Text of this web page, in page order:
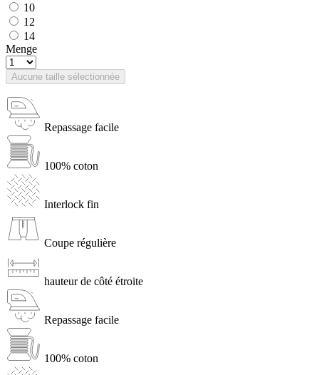
10
12
14
Menge
Aucune taille sélectionnée
Repassage facile
100% coton
Interlock fin
Coupe régulière
hauteur de côté étroite
Repassage facile
100% coton